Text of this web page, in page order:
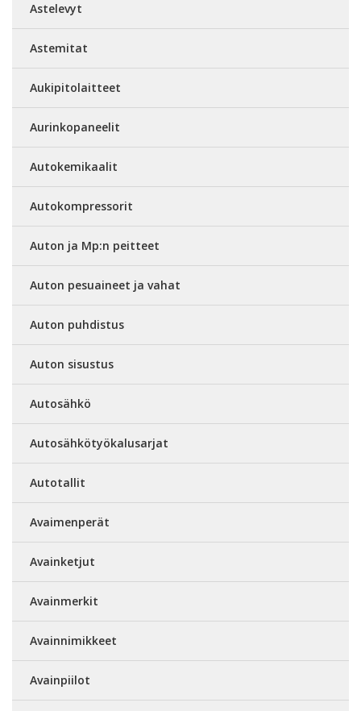
Astelevyt
Astemitat
Aukipitolaitteet
Aurinkopaneelit
Autokemikaalit
Autokompressorit
Auton ja Mp:n peitteet
Auton pesuaineet ja vahat
Auton puhdistus
Auton sisustus
Autosähkö
Autosähkötyökalusarjat
Autotallit
Avaimenperät
Avainketjut
Avainmerkit
Avainnimikkeet
Avainpiilot